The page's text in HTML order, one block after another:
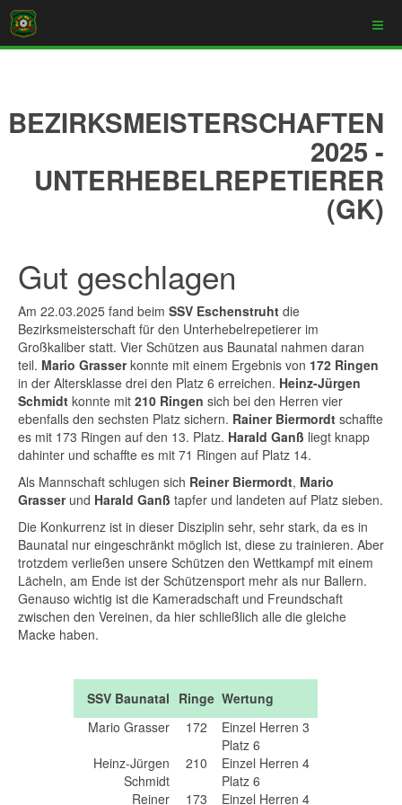
BEZIRKSMEISTERSCHAFTEN
2025 -
UNTERHEBELREPETIERER
(GK)
Gut geschlagen
Am 22.03.2025 fand beim SSV Eschenstruht die
Bezirksmeisterschaft für den Unterhebelrepetierer im
Großkaliber statt. Vier Schützen aus Baunatal nahmen daran
teil. Mario Grasserkonnte mit einem Ergebnis von 172 Ringen
in der Altersklasse drei den Platz 6 erreichen. Heinz-Jürgen
Schmidt konnte mit 210 Ringen sich bei den Herren vier
ebenfalls den sechsten Platz sichern. Rainer Biermordt schaffte
es mit 173 Ringen auf den 13. Platz. Harald Ganß liegt knapp
dahinter und schaffte es mit 71 Ringen auf Platz 14.
Als Mannschaft schlugen sich Reiner Biermordt, Mario
Grasserund Harald Ganß tapfer und landeten auf Platz sieben.
Die Konkurrenz ist in dieser Disziplin sehr, sehr stark, da es in
Baunatal nur eingeschränkt möglich ist, diese zu trainieren. Aber
trotzdem verließen unsere Schützen den Wettkampf mit einem
Lächeln, am Ende ist der Schützensport mehr als nur Ballern.
Genauso wichtig ist die Kameradschaft und Freundschaft
zwischen den Vereinen, da hier schließlich alle die gleiche
Macke haben.
SSV Baunatal Ringe Wertung
Mario Grasser
172
Einzel Herren 3
Platz 6
Heinz-Jürgen
Schmidt
210
Einzel Herren 4
Platz 6
Reiner
173 Einzel Herren 4